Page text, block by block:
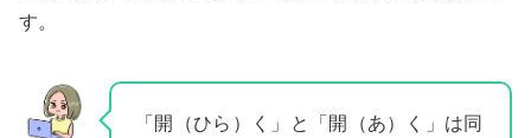
す。
「開（ひら）く」と「開（あ）く」は同